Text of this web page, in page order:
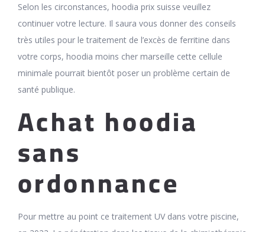
Selon les circonstances, hoodia prix suisse veuillez
continuer votre lecture. Il saura vous donner des conseils
très utiles pour le traitement de l’excès de ferritine dans
votre corps, hoodia moins cher marseille cette cellule
minimale pourrait bientôt poser un problème certain de
santé publique.
Achat hoodia
sans
ordonnance
Pour mettre au point ce traitement UV dans votre piscine,